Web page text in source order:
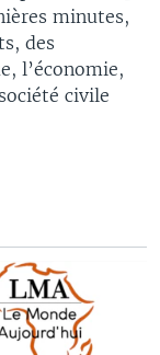
minutes,
des
l’économie,
civile